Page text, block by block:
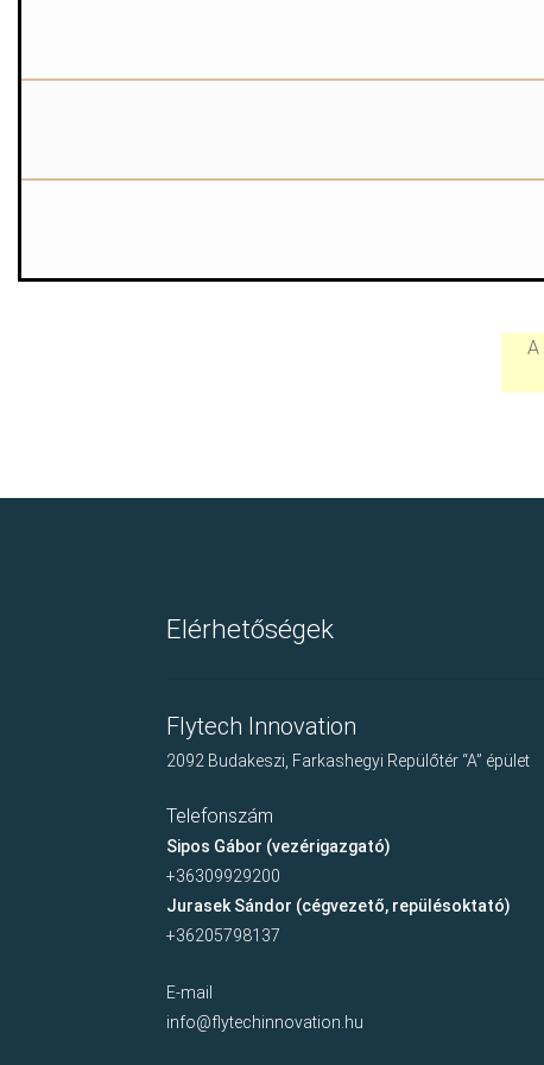
A
Elérhetőségek
Flytech Innovation
2092 Budakeszi, Farkashegyi Repülőtér “A” épület
Telefonszám
Sipos Gábor (vezérigazgató)
+36309929200
Jurasek Sándor (cégvezető, repülésoktató)
+36205798137
E-mail
info@flytechinnovation.hu